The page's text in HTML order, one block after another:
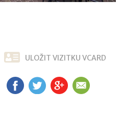
ULOŽIT VIZITKU VCARD
FB TW G+ EM